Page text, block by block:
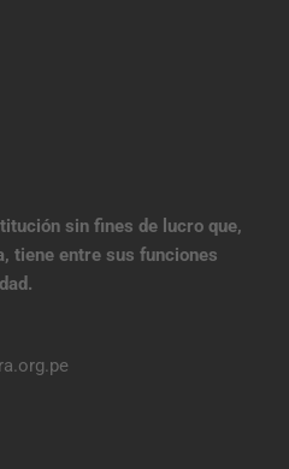
sin fines de lucro que,
tiene entre sus funciones